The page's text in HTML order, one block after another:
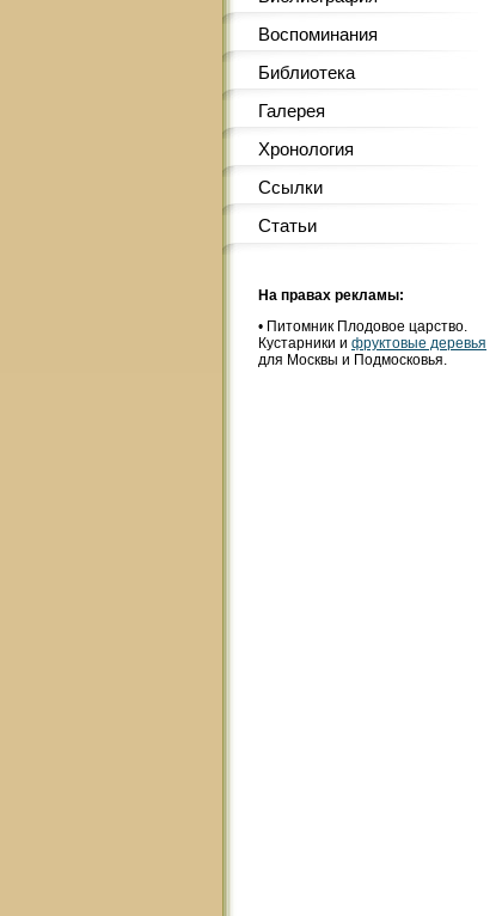
Воспоминания
Библиотека
Галерея
Хронология
Ссылки
Статьи
На правах рекламы:
• Питомник Плодовое царство.
Кустарники и фруктовые деревья
для Москвы и Подмосковья.